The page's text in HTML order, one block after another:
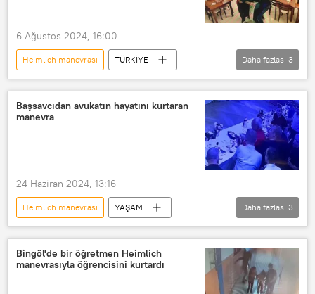
6 Ağustos 2024, 16:00
Heimlich manevrası
TÜRKİYE
Kocaeli
İzmit Lokanta
Daha fazlası 3
Başsavcıdan avukatın hayatını kurtaran
manevra
24 Haziran 2024, 13:16
Heimlich manevrası
YAŞAM
Avukat
Başsavcı
Bursa
baro
Daha fazlası 3
Bingöl'de bir öğretmen Heimlich
manevrasıyla öğrencisini kurtardı